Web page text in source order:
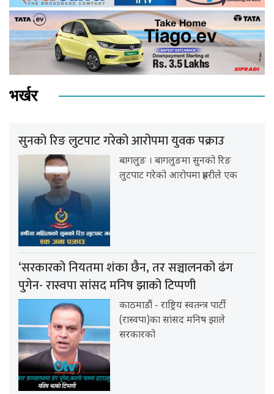
भर्खर
सुनको रिङ लुटपाट गरेको आरोपमा युवक पक्राउ
बागलुङ । बागलुङमा सुनको रिङ
लुटपाट गरेको आरोपमा प्रहरीले एक
‘सरकारको नियतमा शंका छैन, तर सञ्चालनको ढंग
पुगेन- रास्वपा सांसद मनिष झाको टिप्पणी
काठमाडौं - राष्ट्रिय स्वतन्त्र पार्टी
(रास्वपा)का सांसद मनिष झाले
सरकारको